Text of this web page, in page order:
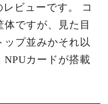
ビューです。 コ
ですが、見た目
ップ並みかそれ以
カードが搭載